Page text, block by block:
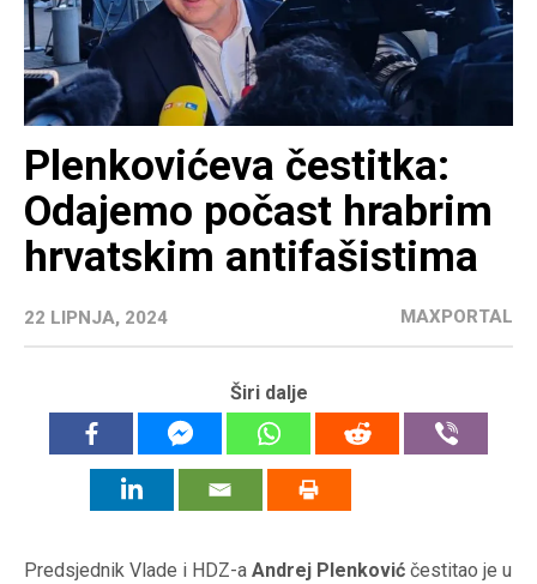
Plenkovićeva čestitka:
Odajemo počast hrabrim
hrvatskim antifašistima
22 LIPNJA, 2024 MAXPORTAL
Širi dalje
Predsjednik Vlade i HDZ-a Andrej Plenković čestitao je u